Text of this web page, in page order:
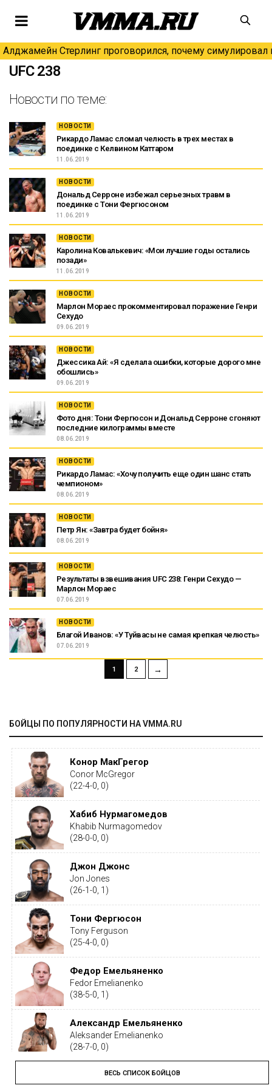
Алджамейн Стерлинг проговорился, почему симулировал
UFC 238
Новости по теме:
НОВОСТИ
Рикардо Ламас сломал челюсть в трех местах в
поединке с Келвином Каттаром
11.06.2019
НОВОСТИ
Дональд Серроне избежал серьезных травм в
поединке с Тони Фергюсоном
11.06.2019
НОВОСТИ
Каролина Ковалькевич: «Мои лучшие годы остались
позади»
11.06.2019
НОВОСТИ
Марлон Мораес прокомментировал поражение Генри
Сехудо
09.06.2019
НОВОСТИ
Джессика Ай: «Я сделала ошибки, которые дорого мне
обошлись»
09.06.2019
НОВОСТИ
Фото дня: Тони Фергюсон и Дональд Серроне сгоняют
последние килограммы вместе
08.06.2019
НОВОСТИ
Рикардо Ламас: «Хочу получить еще один шанс стать
чемпионом»
08.06.2019
НОВОСТИ
Петр Ян: «Завтра будет бойня»
08.06.2019
НОВОСТИ
Результаты взвешивания UFC 238: Генри Сехудо —
Марлон Мораес
07.06.2019
НОВОСТИ
Благой Иванов: «У Туйвасы не самая крепкая челюсть»
07.06.2019
1 2 →
БОЙЦЫ ПО ПОПУЛЯРНОСТИ НА VMMA.RU
Конор МакГрегор
Conor McGregor
(22-4-0, 0)
Хабиб Нурмагомедов
Khabib Nurmagomedov
(28-0-0, 0)
Джон Джонс
Jon Jones
(26-1-0, 1)
Тони Фергюсон
Tony Ferguson
(25-4-0, 0)
Федор Емельяненко
Fedor Emelianenko
(38-5-0, 1)
Александр Емельяненко
Aleksander Emelianenko
(28-7-0, 0)
Тайрон ВудлиВЕСЬ СПИСОК БОЙЦОВ